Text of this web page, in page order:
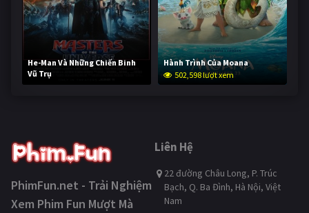
He-Man Và Những Chiến Binh
Vũ Trụ
252,484 lượt xem
Hành Trình Của Moana
502,598 lượt xem
PhimFun.net - Trải Nghiệm
Xem Phim Fun Mượt Mà
Liên Hệ
22 đường Châu Long, P. Trúc
Bạch, Q. Ba Đình, Hà Nội, Việt
Nam